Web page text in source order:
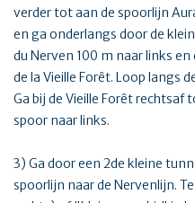
verder tot aan de spoorlijn
en ga onderlangs door de
du Nerven 100 m naar links
de la Vieille Forêt. Loop langs
Ga bij de Vieille Forêt rechtsaf
spoor naar links.
3) Ga door een 2de kleine
spoorlijn naar de Nervenlijn.